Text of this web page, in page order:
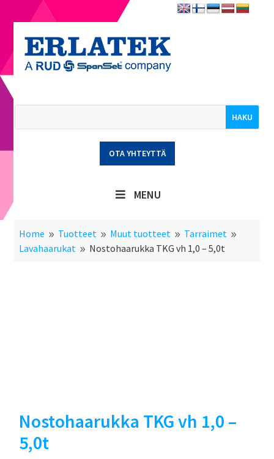
OTA YHTEYTTÄ
MENU
Home 9 Tuotteet 9 Muut tuotteet 9 Tarraimet 9
Lavahaarukat 9 Nostohaarukka TKG vh 1,0 – 5,0t
Nostohaarukka TKG vh 1,0 –
5,0t